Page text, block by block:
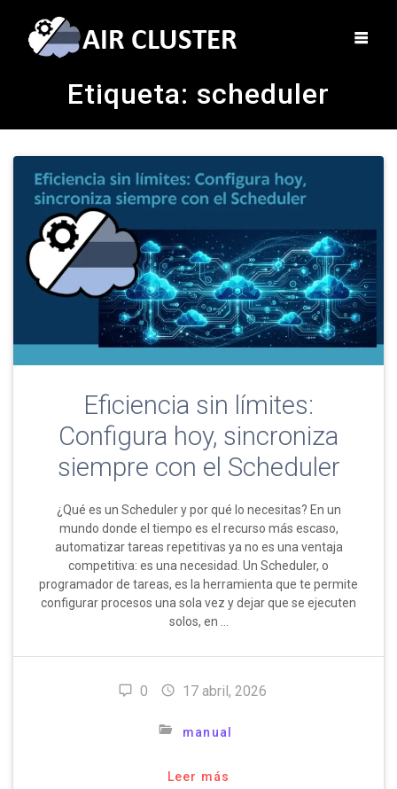
Etiqueta: scheduler
Eficiencia sin límites:
Configura hoy, sincroniza
siempre con el Scheduler
¿Qué es un Scheduler y por qué lo necesitas? En un
mundo donde el tiempo es el recurso más escaso,
automatizar tareas repetitivas ya no es una ventaja
competitiva: es una necesidad. Un Scheduler, o
programador de tareas, es la herramienta que te permite
configurar procesos una sola vez y dejar que se ejecuten
solos, en …
0 17 abril, 2026
manual
Leer más